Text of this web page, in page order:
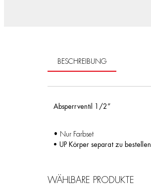
BESCHREIBUNG
Absperrventil 1/2”
• Nur Farbset
• UP Körper separat zu bestellen
WÄHLBARE PRODUKTE